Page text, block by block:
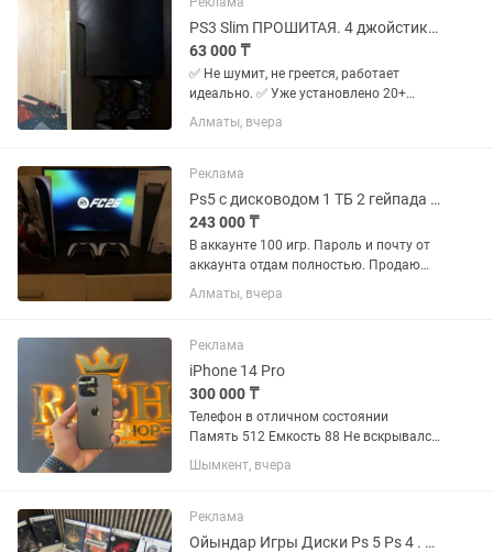
PS3 Slim ПРОШИТАЯ. 4 джойстика. 20 игрz. Идеал. Пс3. PlayStation 3
63 000 ₸
✅ Не шумит, не греется, работает
идеально. ✅ Уже установлено 20+
популярных игр. ✅ Прошивка —
скачивайте и устанавливайте новые
PS3 Slim • 4 джойстика (1...
Алматы, вчера
Реклама
Ps5 с дисководом 1 ТБ 2 гейпада 100 игр (UFC, FIFA) Идеал
243 000 ₸
В аккаунте 100 игр. Пароль и почту от
аккаунта отдам полностью. Продаю
PlayStation 5 с дисководом (версия
Disc), память 1 ТБ. Комплект полный: •
геймпада...
Алматы, вчера
Реклама
iPhone 14 Pro
300 000 ₸
Телефон в отличном состоянии
Память 512 Емкость 88 Не вскрывался
Состояние идеал
Шымкент, вчера
Реклама
Ойындар Игры Диски Ps 5 Ps 4 . Все для Sony PlayStation Пс 5